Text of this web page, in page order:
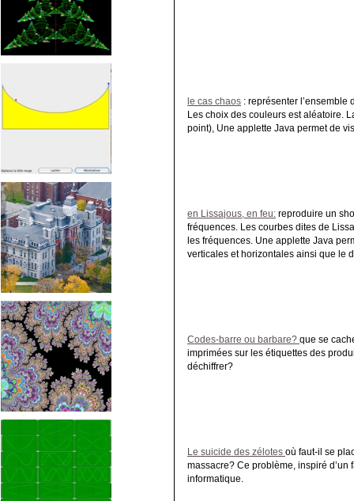
le cas chaos : représenter l’ensemble
Les choix des couleurs est aléatoire.
point), Une applette Java permet de
en Lissajous, en feu: reproduire un
fréquences. Les courbes dites de
les fréquences. Une applette Java
verticales et horizontales ainsi que le
Codes-barre ou barbare? que se
imprimées sur les étiquettes des
déchiffrer?
Le suicide des zélotes où faut-il se
massacre? Ce problème, inspiré
informatique.